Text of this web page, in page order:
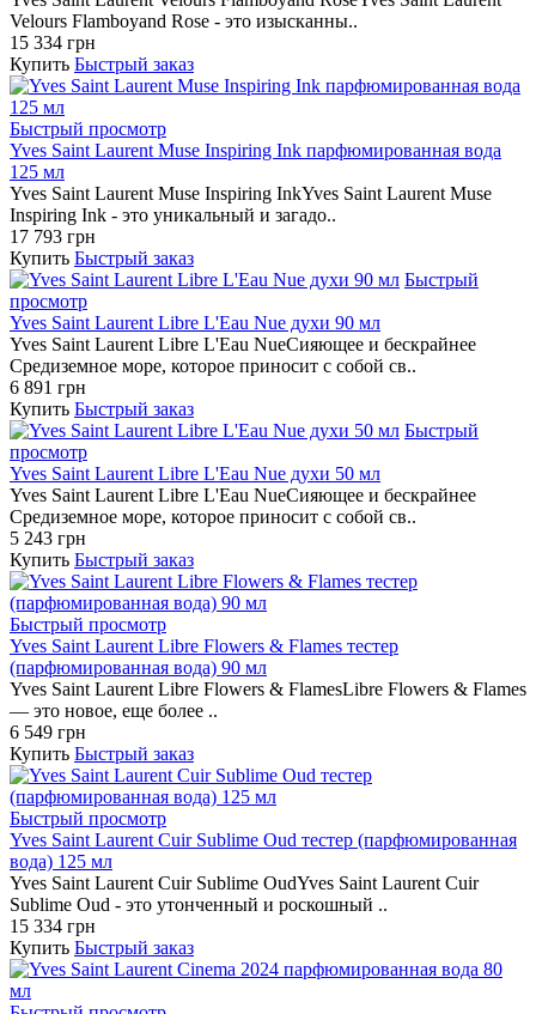
Velours Flamboyand Rose - это изысканны..
15 334 грн
Купить Быстрый заказ
Быстрый просмотр
Yves Saint Laurent Muse Inspiring Ink парфюмированная вода
125 мл
Yves Saint Laurent Muse Inspiring InkYves Saint Laurent Muse
Inspiring Ink - это уникальный и загадо..
17 793 грн
Купить Быстрый заказ
Быстрый
просмотр
Yves Saint Laurent Libre L'Eau Nue духи 90 мл
Yves Saint Laurent Libre L'Eau NueСияющее и бескрайнее
Средиземное море, которое приносит с собой св..
6 891 грн
Купить Быстрый заказ
Быстрый
просмотр
Yves Saint Laurent Libre L'Eau Nue духи 50 мл
Yves Saint Laurent Libre L'Eau NueСияющее и бескрайнее
Средиземное море, которое приносит с собой св..
5 243 грн
Купить Быстрый заказ
Быстрый просмотр
Yves Saint Laurent Libre Flowers & Flames тестер
(парфюмированная вода) 90 мл
Yves Saint Laurent Libre Flowers & FlamesLibre Flowers & Flames
— это новое, еще более ..
6 549 грн
Купить Быстрый заказ
Быстрый просмотр
Yves Saint Laurent Cuir Sublime Oud тестер (парфюмированная
вода) 125 мл
Yves Saint Laurent Cuir Sublime OudYves Saint Laurent Cuir
Sublime Oud - это утонченный и роскошный ..
15 334 грн
Купить Быстрый заказ